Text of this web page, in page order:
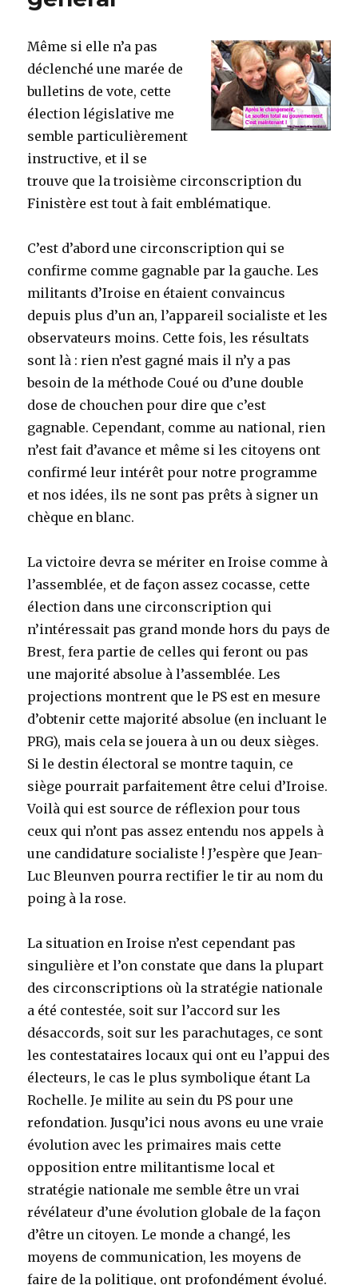
le
Même si elle n’a pas
déclenché une marée de
bulletins de vote, cette
élection législative me
semble particulièrement
instructive, et il se
trouve que la troisième circonscription du
Finistère est tout à fait emblématique.
C’est d’abord une circonscription qui se
confirme comme gagnable par la gauche. Les
militants d’Iroise en étaient convaincus
depuis plus d’un an, l’appareil socialiste et les
observateurs moins. Cette fois, les résultats
sont là : rien n’est gagné mais il n’y a pas
besoin de la méthode Coué ou d’une double
dose de chouchen pour dire que c’est
gagnable. Cependant, comme au national, rien
n’est fait d’avance et même si les citoyens ont
confirmé leur intérêt pour notre programme
et nos idées, ils ne sont pas prêts à signer un
chèque en blanc.
La victoire devra se mériter en Iroise comme à
l’assemblée, et de façon assez cocasse, cette
élection dans une circonscription qui
n’intéressait pas grand monde hors du pays de
Brest, fera partie de celles qui feront ou pas
une majorité absolue à l’assemblée. Les
projections montrent que le PS est en mesure
d’obtenir cette majorité absolue (en incluant le
PRG), mais cela se jouera à un ou deux sièges.
Si le destin électoral se montre taquin, ce
siège pourrait parfaitement être celui d’Iroise.
Voilà qui est source de réflexion pour tous
ceux qui n’ont pas assez entendu nos appels à
une candidature socialiste ! J’espère que Jean-
Luc Bleunven pourra rectifier le tir au nom du
poing à la rose.
La situation en Iroise n’est cependant pas
singulière et l’on constate que dans la plupart
des circonscriptions où la stratégie nationale
a été contestée, soit sur l’accord sur les
désaccords, soit sur les parachutages, ce sont
les contestataires locaux qui ont eu l’appui des
électeurs, le cas le plus symbolique étant La
Rochelle. Je milite au sein du PS pour une
refondation. Jusqu’ici nous avons eu une vraie
évolution avec les primaires mais cette
opposition entre militantisme local et
stratégie nationale me semble être un vrai
révélateur d’une évolution globale de la façon
d’être un citoyen. Le monde a changé, les
moyens de communication, les moyens de
faire de la politique, ont profondément évolué.